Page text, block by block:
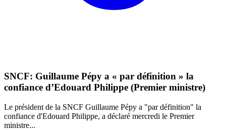
SNCF: Guillaume Pépy a « par définition » la
confiance d’Edouard Philippe (Premier ministre)
Le président de la SNCF Guillaume Pépy a "par définition" la
confiance d'Edouard Philippe, a déclaré mercredi le Premier
ministre...